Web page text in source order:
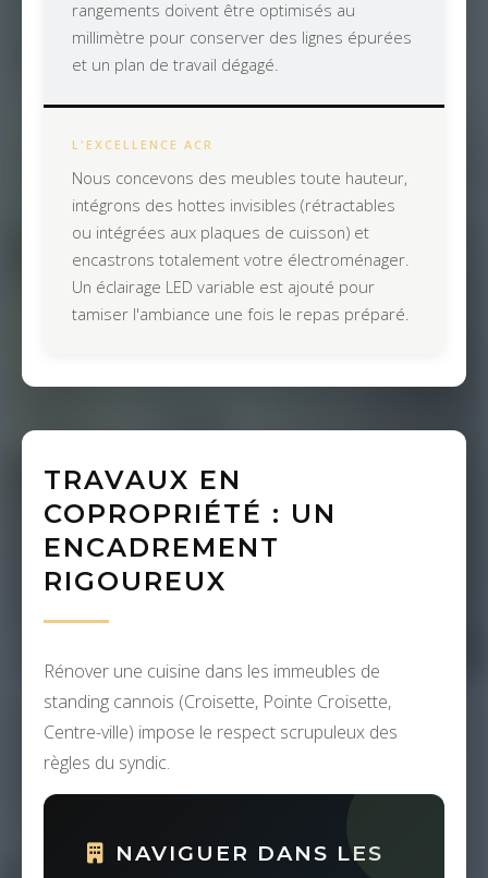
rangements doivent être optimisés au
millimètre pour conserver des lignes épurées
et un plan de travail dégagé.
L'EXCELLENCE ACR
Nous concevons des meubles toute hauteur,
intégrons des hottes invisibles (rétractables
ou intégrées aux plaques de cuisson) et
encastrons totalement votre électroménager.
Un éclairage LED variable est ajouté pour
tamiser l'ambiance une fois le repas préparé.
TRAVAUX EN
COPROPRIÉTÉ : UN
ENCADREMENT
RIGOUREUX
Rénover une cuisine dans les immeubles de
standing cannois (Croisette, Pointe Croisette,
Centre-ville) impose le respect scrupuleux des
règles du syndic.
NAVIGUER DANS LES